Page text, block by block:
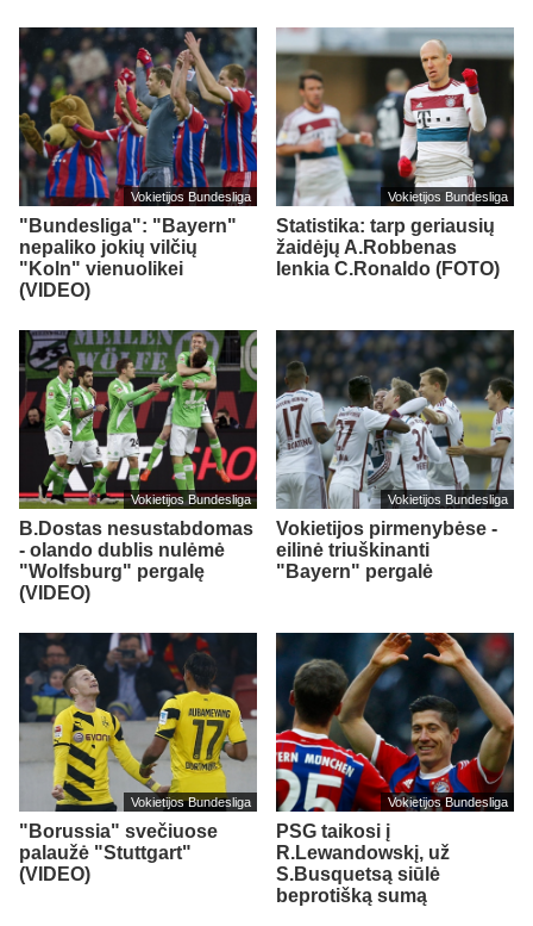
Vokietijos Bundesliga
"Bundesliga": "Bayern"
nepaliko jokių vilčių
"Koln" vienuolikei
(VIDEO)
Vokietijos Bundesliga
Statistika: tarp geriausių
žaidėjų A.Robbenas
lenkia C.Ronaldo (FOTO)
Vokietijos Bundesliga
B.Dostas nesustabdomas
- olando dublis nulėmė
"Wolfsburg" pergalę
(VIDEO)
Vokietijos Bundesliga
Vokietijos pirmenybėse -
eilinė triuškinanti
"Bayern" pergalė
Vokietijos Bundesliga
"Borussia" svečiuose
palaužė "Stuttgart"
(VIDEO)
Vokietijos Bundesliga
PSG taikosi į
R.Lewandowskį, už
S.Busquetsą siūlė
beprotišką sumą